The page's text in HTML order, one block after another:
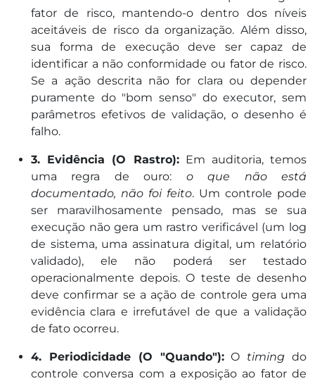
fator de risco, mantendo-o dentro dos níveis
aceitáveis de risco da organização. Além disso,
sua forma de execução deve ser capaz de
identificar a não conformidade ou fator de risco.
Se a ação descrita não for clara ou depender
puramente do "bom senso" do executor, sem
parâmetros efetivos de validação, o desenho é
falho.
3. Evidência (O Rastro):Em auditoria, temos
uma regra de ouro: o que não está
documentado, não foi feito. Um controle pode
ser maravilhosamente pensado, mas se sua
execução não gera um rastro verificável (um log
de sistema, uma assinatura digital, um relatório
validado), ele não poderá ser testado
operacionalmente depois. O teste de desenho
deve confirmar se a ação de controle gera uma
evidência clara e irrefutável de que a validação
de fato ocorreu.
4. Periodicidade (O "Quando"):O timing do
controle conversa com a exposição ao fator de